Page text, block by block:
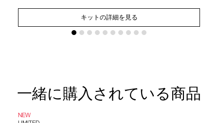
キットの詳細を見る
一緒に購入されている商品
NEW